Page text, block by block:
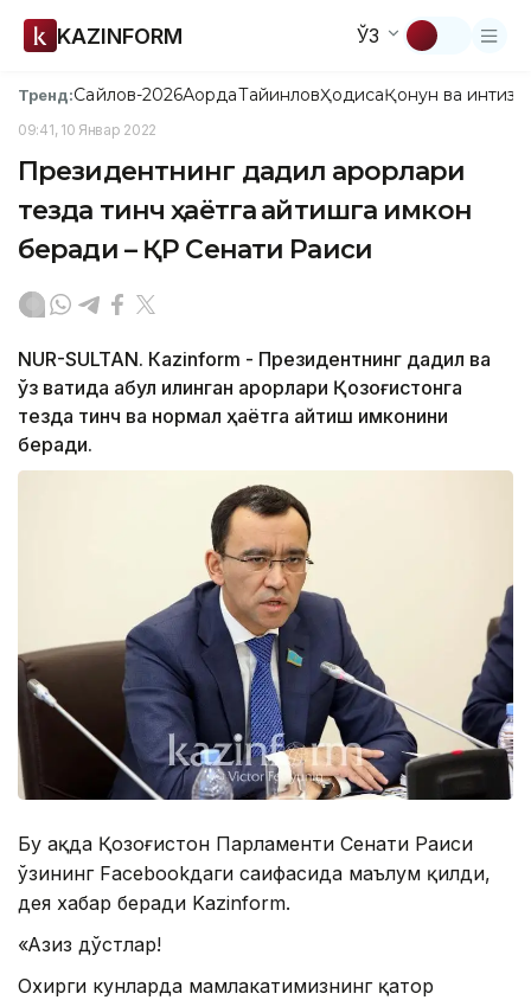
KAZINFORM ЎЗ
Тренд:Сайлов-2026АқордаТайинловҲодисаҚонун ва
09:41, 10 Январ 2022
Президентнинг дадил қарорлари
тезда тинч ҳаётга қайтишга имкон
беради – ҚР Сенати Раиси
NUR-SULTAN. Кazinform - Президентнинг дадил ва
ўз вақтида қабул қилинган қарорлари Қозоғистонга
тезда тинч ва нормал ҳаётга қайтиш имконини
беради.
Бу ҳақда Қозоғистон Парламенти Сенати Раиси
ўзининг Facebookдаги саҳифасида маълум қилди,
дея хабар беради Kazinform.
«Aзиз дўстлар!
Охирги кунларда мамлакатимизнинг қатор